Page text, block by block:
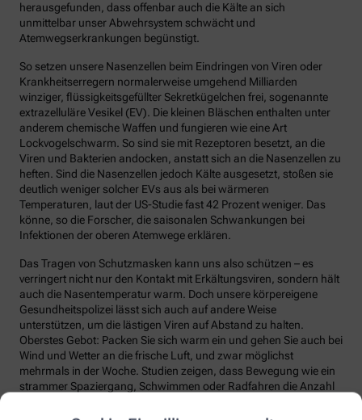
herausgefunden, dass offenbar auch die Kälte an sich
unmittelbar unser Abwehrsystem schwächt und
Atemwegserkrankungen begünstigt.
So setzen unsere Nasenzellen beim Eindringen von Viren oder
Krankheitserregern normalerweise umgehend Milliarden
winziger, flüssigkeitsgefüllter Sekretkügelchen frei, sogenannte
extrazelluläre Vesikel (EV). Die kleinen Bläschen enthalten unter
anderem chemische Waffen und fungieren wie eine Art
Lockvogelschwarm. So sind sie mit Rezeptoren besetzt, an die
Viren und Bakterien andocken, anstatt sich an die Nasenzellen zu
heften. Sind die Nasenzellen jedoch Kälte ausgesetzt, stoßen sie
deutlich weniger solcher EVs aus als bei wärmeren
Temperaturen, laut der US-Studie fast 42 Prozent weniger. Das
könne, so die Forscher, die saisonalen Schwankungen bei
Infektionen der oberen Atemwege erklären.
Das Tragen von Schutzmasken kann uns also schützen – es
verringert nicht nur den Kontakt mit Erkältungsviren, sondern hält
auch die Nasentemperatur warm. Doch unsere körpereigene
Gesundheitspolizei lässt sich auch auf andere Weise
unterstützen, um die lästigen Viren auf Abstand zu halten.
Oberstes Gebot: Packen Sie sich warm ein und gehen Sie auch bei
Wind und Wetter an die frische Luft, und zwar möglichst
mehrmals in der Woche. Studien zeigen, dass Bewegung wie ein
strammer Spaziergang, Schwimmen oder Radfahren die Anzahl
Regelmäßige Bewegung sorgt auch dafür, dass Fremdstoffe über